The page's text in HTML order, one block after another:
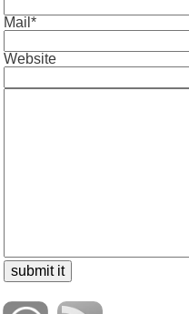
Mail*
Website